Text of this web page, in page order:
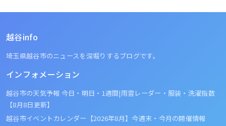
越谷info
埼玉県越谷市のニュースを深堀りするブログです。
インフォメーション
越谷市の天気予報 今日・明日・1週間|雨雲レーダー・服装・洗濯指数
【8月8日更新】
越谷市イベントカレンダー【2026年8月】今週末・今月の開催情報